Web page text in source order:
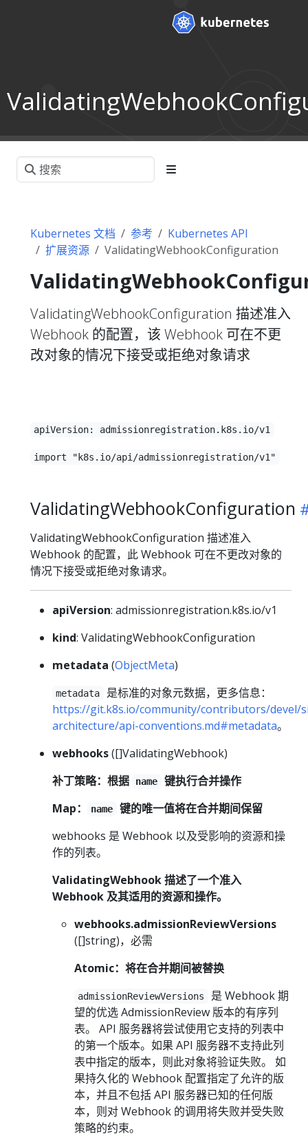
Kubernetes 文档 参考
Kubernetes API
扩展资源
ValidatingWebhookConfiguration
ValidatingWebhookConfiguration 描述准入
Webhook 的配置，该 Webhook 可在不更
改对象的情况下接受或拒绝对象请求
apiVersion: admissionregistration.k8s.io/v1
import "k8s.io/api/admissionregistration/v1"
ValidatingWebhookConfiguration
ValidatingWebhookConfiguration 描述准入
Webhook 的配置，此 Webhook 可在不更改对象的
情况下接受或拒绝对象请求。
apiVersion: admissionregistration.k8s.io/v1
kind: ValidatingWebhookConfiguration
metadata (ObjectMeta)
metadata
是标准的对象元数据，更多信息：
https://git.k8s.io/community/contributors/devel/
architecture/api-conventions.md#metadata。
webhooks([]ValidatingWebhook)
补丁策略：根据
name
键执行合并操作
Map：
name
键的唯一值将在合并期间保留
webhooks 是 Webhook 以及受影响的资源和操
作的列表。
ValidatingWebhook 描述了一个准入
Webhook 及其适用的资源和操作。
webhooks.admissionReviewVersions
([]string)，必需
Atomic：将在合并期间被替换
admissionReviewVersions
是 Webhook 期
望的优选 AdmissionReview 版本的有序列
表。 API 服务器将尝试使用它支持的列表中
的第一个版本。如果 API 服务器不支持此列
表中指定的版本，则此对象将验证失败。 如
果持久化的 Webhook 配置指定了允许的版
本，并且不包括 API 服务器已知的任何版
本，则对 Webhook 的调用将失败并受失败
策略的约束。